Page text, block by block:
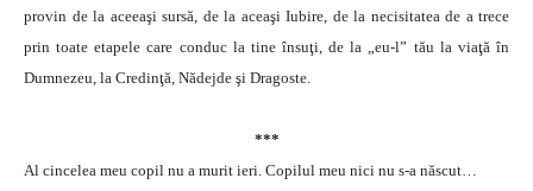
provin de la aceeaşi sursă, de la aceaşi Iubire, de la necisitatea de a trece
prin toate etapele care conduc la tine însuţi, de la „eu-l” tău la viaţă în
Dumnezeu, la Credinţă, Nădejde şi Dragoste.
***
Al cincelea meu copil nu a murit ieri. Copilul meu nici nu s-a născut…